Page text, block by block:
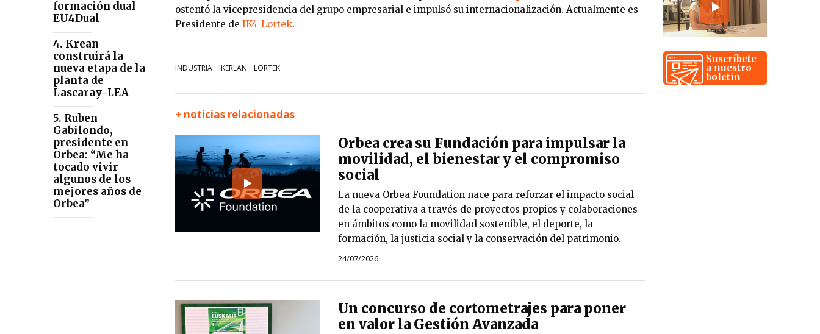
formación dual
EU4Dual
4. Krean
construirá la
nueva etapa de la
planta de
Lascaray-LEA
5. Ruben
Gabilondo,
presidente en
Orbea: “Me ha
tocado vivir
algunos de los
mejores años de
Orbea”
ostentó la vicepresidencia del grupo empresarial e impulsó su internacionalización. Actualmente es
Presidente de IK4-Lortek.
INDUSTRIA IKERLAN LORTEK
+ noticias relacionadas
Orbea crea su Fundación para impulsar la
movilidad, el bienestar y el compromiso
social
La nueva Orbea Foundation nace para reforzar el impacto social
de la cooperativa a través de proyectos propios y colaboraciones
en ámbitos como la movilidad sostenible, el deporte, la
formación, la justicia social y la conservación del patrimonio.
24/07/2026
Un concurso de cortometrajes para poner
en valor la Gestión Avanzada
Suscríbete
a nuestro
boletín